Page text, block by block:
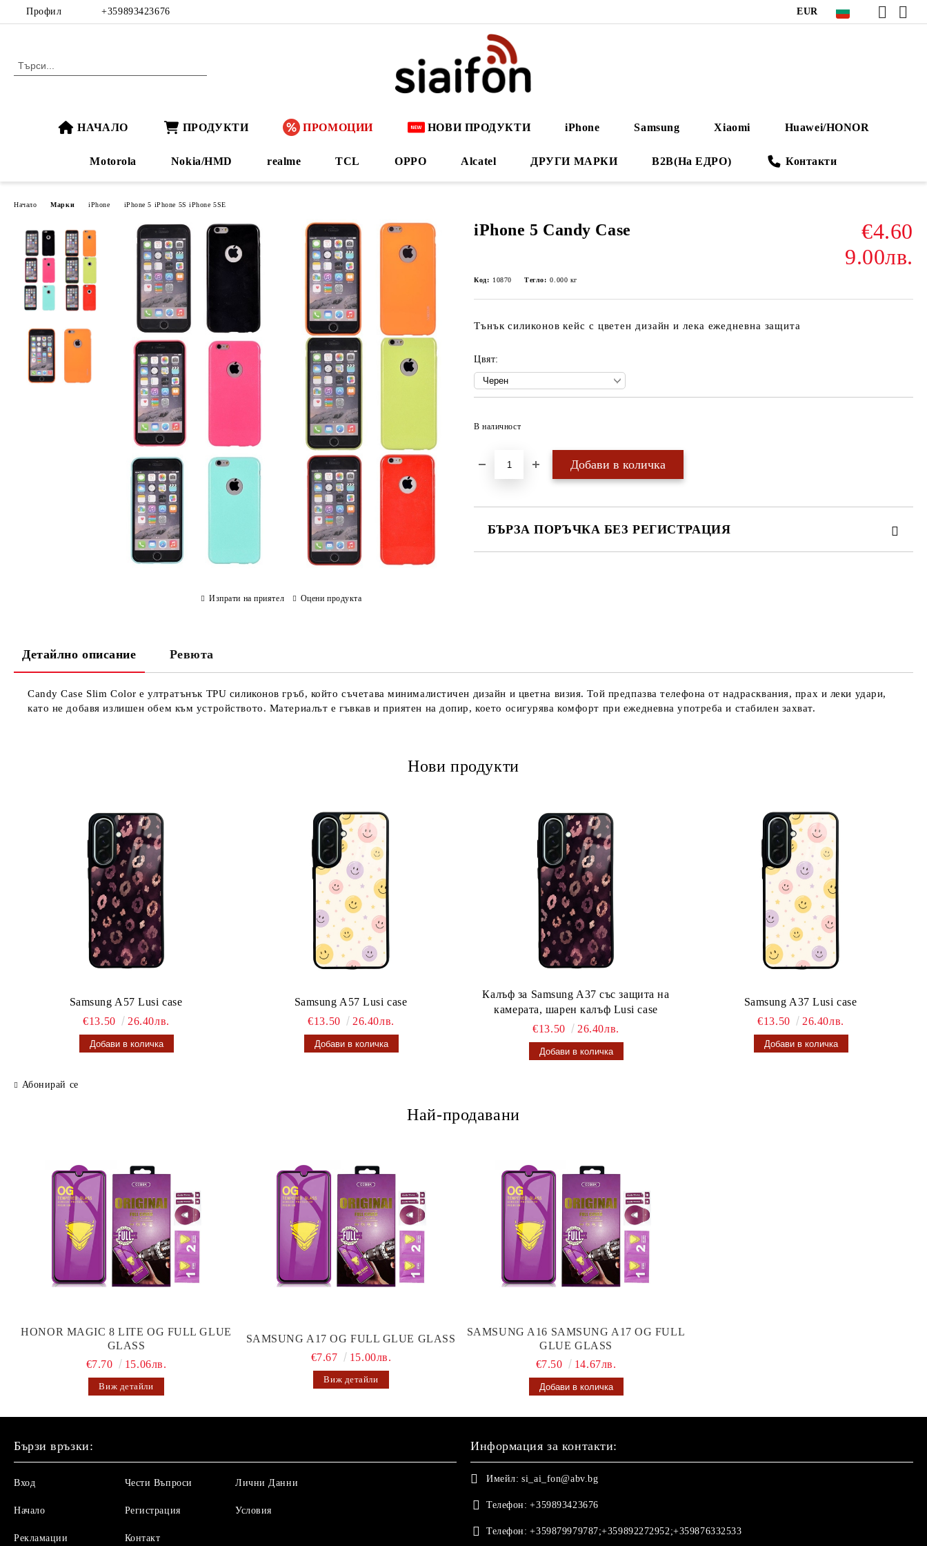
Профил +359893423676 EUR
НАЧАЛО ПРОДУКТИ ПРОМОЦИИ НОВИ ПРОДУКТИ iPhone Samsung Xiaomi Huawei/HONOR
Motorola Nokia/HMD realme TCL OPPO Alcatel ДРУГИ МАРКИ B2B(На ЕДРО) Контакти
Начало Марки iPhone iPhone 5 iPhone 5S iPhone 5SE
iPhone 5 Candy Case
€4.60
9.00лв.
Код: 10870 Тегло: 0.000 кг
Тънък силиконов кейс с цветен дизайн и лека ежедневна защита
Цвят:
В наличност
БЪРЗА ПОРЪЧКА БЕЗ РЕГИСТРАЦИЯ
Изпрати на приятел Оцени продукта
Детайлно описание Ревюта
Candy Case Slim Color е ултратънък TPU силиконов гръб, който съчетава минималистичен дизайн и цветна визия. Той предпазва телефона от надрасквания, прах и леки удари,
като не добавя излишен обем към устройството. Материалът е гъвкав и приятен на допир, което осигурява комфорт при ежедневна употреба и стабилен захват.
Нови продукти
Samsung A57 Lusi case
€13.50
26.40лв.
Samsung A57 Lusi case
€13.50
26.40лв.
Калъф за Samsung A37 със защита на
камерата, шарен калъф Lusi case
€13.50
26.40лв.
Samsung A37 Lusi case
€13.50
26.40лв.
Абонирай се
Най-продавани
HONOR MAGIC 8 LITE OG FULL GLUE
GLASS
€7.70
15.06лв.
Виж детайли
SAMSUNG A17 OG FULL GLUE GLASS
€7.67
15.00лв.
Виж детайли
SAMSUNG A16 SAMSUNG A17 OG FULL
GLUE GLASS
€7.50
14.67лв.
Бързи връзки:
Вход
Начало
Рекламации
Чести Въпроси
Регистрация
Контакт
Лични Данни
Условия
Информация за контакти:
Имейл: si_ai_fon@abv.bg
Телефон: +359893423676
Телефон: +359879979787;+359892272952;+359876332533